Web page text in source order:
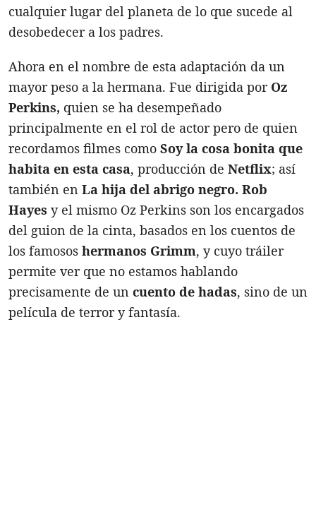
cualquier lugar del planeta de lo que sucede al
desobedecer a los padres.
Ahora en el nombre de esta adaptación da un
mayor peso a la hermana. Fue dirigida por Oz
Perkins, quien se ha desempeñado
principalmente en el rol de actor pero de quien
recordamos filmes como Soy la cosa bonita que
habita en esta casa, producción de Netflix; así
también en La hija del abrigo negro. Rob
Hayes y el mismo Oz Perkins son los encargados
del guion de la cinta, basados en los cuentos de
los famosos hermanos Grimm, y cuyo tráiler
permite ver que no estamos hablando
precisamente de un cuento de hadas, sino de un
película de terror y fantasía.